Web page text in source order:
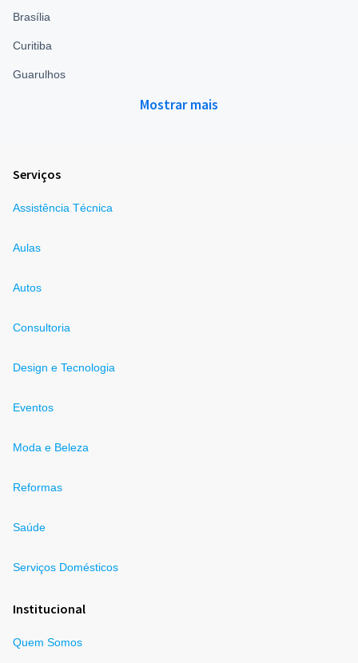
Brasília
Curitiba
Guarulhos
Mostrar mais
Serviços
Assistência Técnica
Aulas
Autos
Consultoria
Design e Tecnologia
Eventos
Moda e Beleza
Reformas
Saúde
Serviços Domésticos
Institucional
Quem Somos